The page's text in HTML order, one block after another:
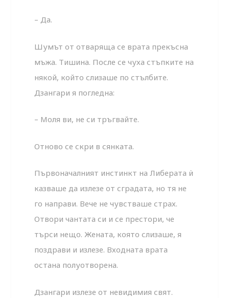
– Да.
Шумът от отваряща се врата прекъсна
мъжа. Тишина. После се чуха стъпките на
някой, който слизаше по стълбите.
Дзангари я погледна:
– Моля ви, не си тръгвайте.
Отново се скри в сянката.
Първоначалният инстинкт на Либерата ѝ
казваше да излезе от сградата, но тя не
го направи. Вече не чувстваше страх.
Отвори чантата си и се престори, че
търси нещо. Жената, която слизаше, я
поздрави и излезе. Входната врата
остана полуотворена.
Дзангари излезе от невидимия свят.